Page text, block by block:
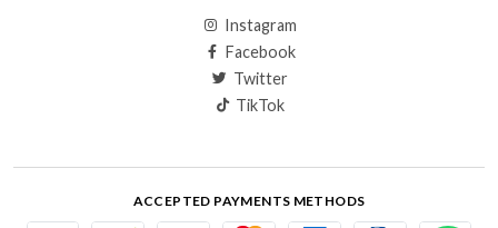
Instagram
Facebook
Twitter
TikTok
ACCEPTED PAYMENTS METHODS